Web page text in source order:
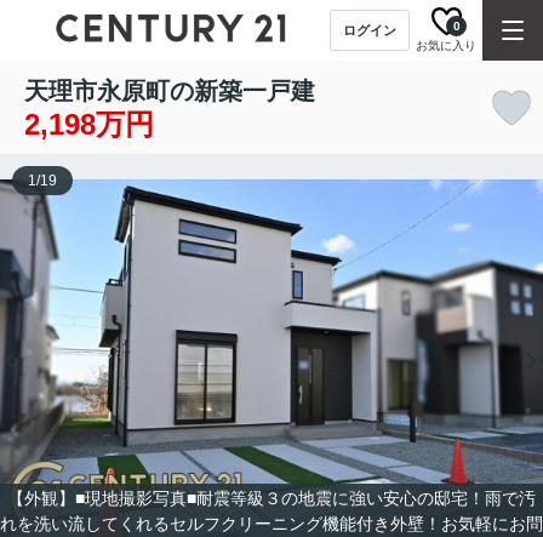
ログイン
お気に入り
0
天理市永原町の新築一戸建
2,198万円
【外観】■現地撮影写真■耐震等級３の地震に強い安心の邸宅！雨で汚
れを洗い流してくれるセルフクリーニング機能付き外壁！お気軽にお問
1/19